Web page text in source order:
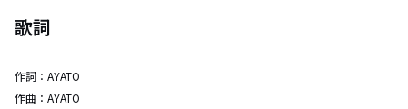
歌詞
作詞： AYATO
作曲： AYATO